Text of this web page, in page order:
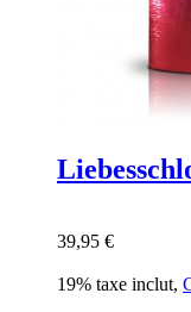
39,95 €
19% taxe inclut,